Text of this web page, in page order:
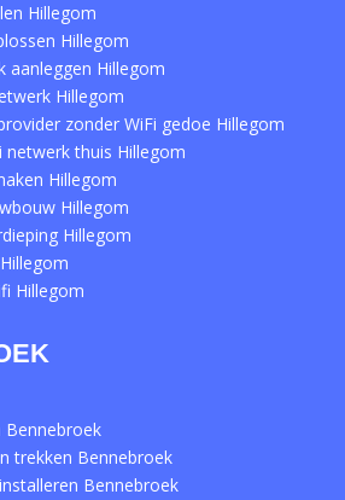
Hillegom
Hillegom
aanleggen Hillegom
Hillegom
zonder WiFi gedoe Hillegom
netwerk thuis Hillegom
Hillegom
Hillegom
Hillegom
Hillegom
Bennebroek
trekken Bennebroek
Bennebroek